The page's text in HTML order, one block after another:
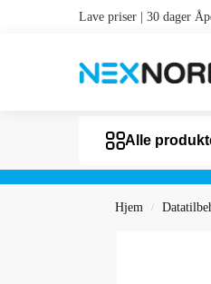
Lave priser | 30 dager
Alle
Hjem /